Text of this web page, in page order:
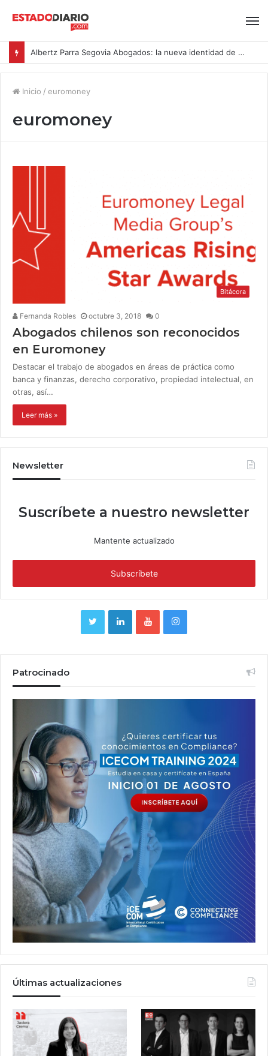
Albertz Parra Segovia Abogados: la nueva identidad de Segovia Consulting
Inicio / euromoney
euromoney
Bitácora
Fernanda Robles octubre 3, 2018 0
Abogados chilenos son reconocidos
en Euromoney
Destacar el trabajo de abogados en áreas de práctica como
banca y finanzas, derecho corporativo, propiedad intelectual, en
otras, así…
Leer más »
Newsletter
Suscríbete a nuestro newsletter
Mantente actualizado
Patrocinado
Últimas actualizaciones